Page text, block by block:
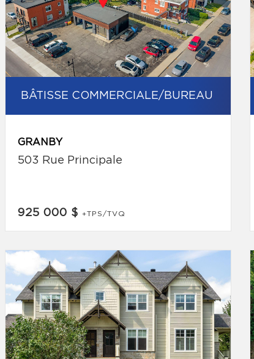
BÂTISSE COMMERCIALE/BUREAU
GRANBY
503 Rue Principale
925 000 $ +TPS/TVQ